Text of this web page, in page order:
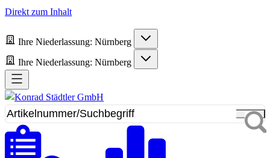
Direkt zum Inhalt
Ihre Niederlassung: Nürnberg
Ihre Niederlassung: Nürnberg